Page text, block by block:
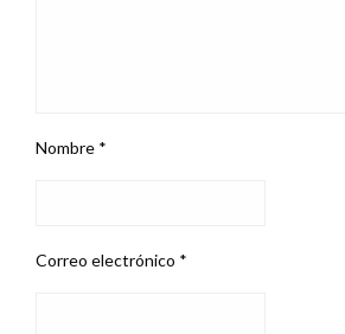
Nombre *
Correo electrónico *